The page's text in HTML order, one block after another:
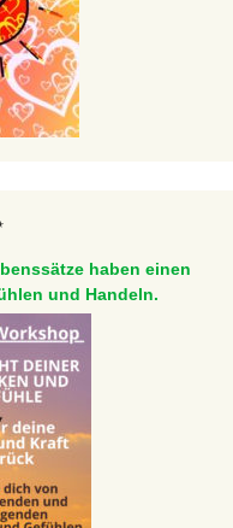
haben einen
und Handeln.